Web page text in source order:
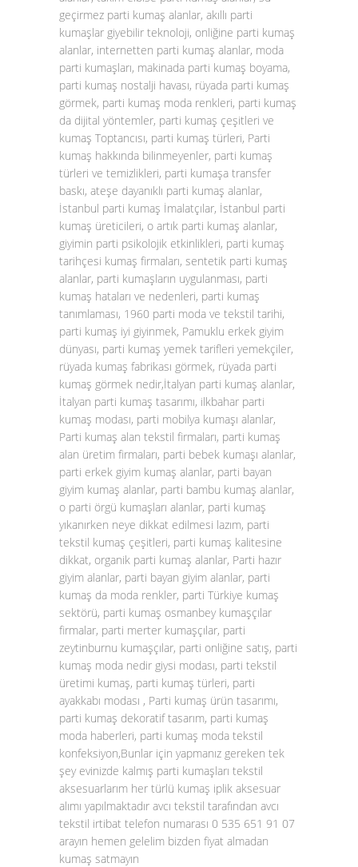
geçirmez parti kumaş alanlar, akıllı parti
kumaşlar giyebilir teknoloji, onliğine parti kumaş
alanlar, internetten parti kumaş alanlar, moda
parti kumaşları, makinada parti kumaş boyama,
parti kumaş nostalji havası, rüyada parti kumaş
görmek, parti kumaş moda renkleri, parti kumaş
da dijital yöntemler, parti kumaş çeşitleri ve
kumaş Toptancısı, parti kumaş türleri, Parti
kumaş hakkında bilinmeyenler, parti kumaş
türleri ve temizlikleri, parti kumaşa transfer
baskı, ateşe dayanıklı parti kumaş alanlar,
İstanbul parti kumaş İmalatçılar, İstanbul parti
kumaş üreticileri, o artık parti kumaş alanlar,
giyimin parti psikolojik etkinlikleri, parti kumaş
tarihçesi kumaş firmaları, sentetik parti kumaş
alanlar, parti kumaşların uygulanması, parti
kumaş hataları ve nedenleri, parti kumaş
tanımlaması, 1960 parti moda ve tekstil tarihi,
parti kumaş iyi giyinmek, Pamuklu erkek giyim
dünyası, parti kumaş yemek tarifleri yemekçiler,
rüyada kumaş fabrikası görmek, rüyada parti
kumaş görmek nedir,İtalyan parti kumaş alanlar,
İtalyan parti kumaş tasarımı, ilkbahar parti
kumaş modası, parti mobilya kumaşı alanlar,
Parti kumaş alan tekstil firmaları, parti kumaş
alan üretim firmaları, parti bebek kumaşı alanlar,
parti erkek giyim kumaş alanlar, parti bayan
giyim kumaş alanlar, parti bambu kumaş alanlar,
o parti örgü kumaşları alanlar, parti kumaş
yıkanırken neye dikkat edilmesi lazım, parti
tekstil kumaş çeşitleri, parti kumaş kalitesine
dikkat, organik parti kumaş alanlar, Parti hazır
giyim alanlar, parti bayan giyim alanlar, parti
kumaş da moda renkler, parti Türkiye kumaş
sektörü, parti kumaş osmanbey kumaşçılar
firmalar, parti merter kumaşçılar, parti
zeytinburnu kumaşçılar, parti onliğine satış, parti
kumaş moda nedir giysi modası, parti tekstil
üretimi kumaş, parti kumaş türleri, parti
ayakkabı modası , Parti kumaş ürün tasarımı,
parti kumaş dekoratif tasarım, parti kumaş
moda haberleri, parti kumaş moda tekstil
konfeksiyon,Bunlar için yapmanız gereken tek
şey evinizde kalmış parti kumaşları tekstil
aksesuarlarım her türlü kumaş iplik aksesuar
alımı yapılmaktadır avcı tekstil tarafından avcı
tekstil irtibat telefon numarası 0 535 651 91 07
arayın hemen gelelim bizden fiyat almadan
kumaş satmayın